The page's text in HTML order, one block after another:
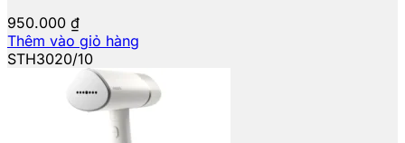
950.000 ₫
Thêm vào giỏ hàng
STH3020/10